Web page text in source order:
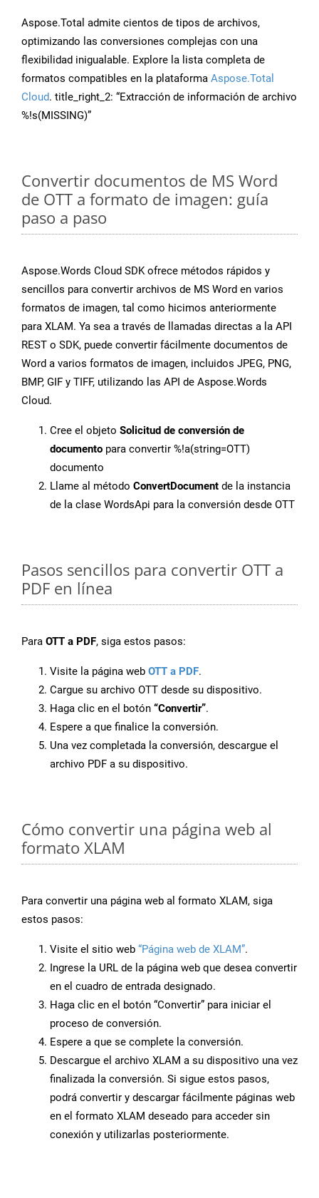
Aspose.Total admite cientos de tipos de archivos,
optimizando las conversiones complejas con una
flexibilidad inigualable. Explore la lista completa de
formatos compatibles en la plataforma Aspose.Total
Cloud. title_right_2: “Extracción de información de archivo
%!s(MISSING)”
Convertir documentos de MS Word
de OTT a formato de imagen: guía
paso a paso
Aspose.Words Cloud SDK ofrece métodos rápidos y
sencillos para convertir archivos de MS Word en varios
formatos de imagen, tal como hicimos anteriormente
para XLAM. Ya sea a través de llamadas directas a la API
REST o SDK, puede convertir fácilmente documentos de
Word a varios formatos de imagen, incluidos JPEG, PNG,
BMP, GIF y TIFF, utilizando las API de Aspose.Words
Cloud.
Cree el objeto Solicitud de conversión de
documento para convertir %!a(string=OTT)
documento
Llame al método ConvertDocument de la instancia
de la clase WordsApi para la conversión desde OTT
Pasos sencillos para convertir OTT a
PDF en línea
Para OTT a PDF, siga estos pasos:
Visite la página web OTT a PDF.
Cargue su archivo OTT desde su dispositivo.
Haga clic en el botón “Convertir”.
Espere a que finalice la conversión.
Una vez completada la conversión, descargue el
archivo PDF a su dispositivo.
Cómo convertir una página web al
formato XLAM
Para convertir una página web al formato XLAM, siga
estos pasos:
Visite el sitio web “Página web de XLAM”.
Ingrese la URL de la página web que desea convertir
en el cuadro de entrada designado.
Haga clic en el botón “Convertir” para iniciar el
proceso de conversión.
Espere a que se complete la conversión.
Descargue el archivo XLAM a su dispositivo una vez
finalizada la conversión. Si sigue estos pasos,
podrá convertir y descargar fácilmente páginas web
en el formato XLAM deseado para acceder sin
conexión y utilizarlas posteriormente.